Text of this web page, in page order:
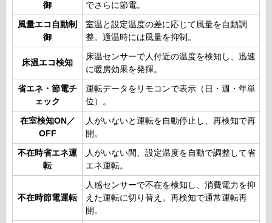
御
でさらに節電。
風量エコ自動制
御
室温と設定温度の差に応じて風量を自動調
整。適温時には風量を抑制。
床温エコ検知
床温センサーで人付近の温度を検知し、迅速
に暖房効果を発揮。
省エネ・節電チ
ェック
運転データをリモコンで表示（日・週・年単
位）。
在室検知ON／
OFF
人がいないと運転を自動停止し、再検知で再
開。
不在時省エネ運
転
人がいない間、設定温度を自動で調整して省
エネ運転。
不在時節電運転
人感センサーで不在を検知し、消費電力を抑
えた運転に切り替え。再検知で通常運転再
開。